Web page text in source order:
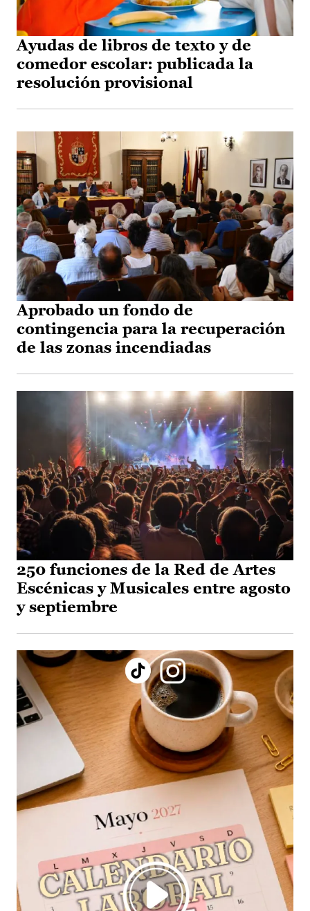
Ayudas de libros de texto y de
comedor escolar: publicada la
resolución provisional
Aprobado un fondo de
contingencia para la recuperación
de las zonas incendiadas
250 funciones de la Red de Artes
Escénicas y Musicales entre agosto
y septiembre